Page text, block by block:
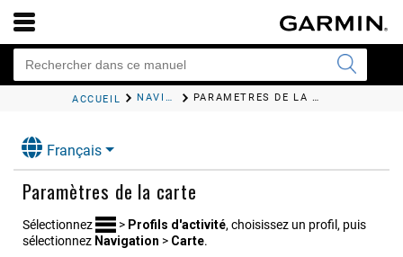
ACCUEIL NAVIGATION PARAMÈTRES DE LA CARTE
Français
Paramètres de la carte
Sélectionnez > Profils d'activité, choisissez un profil, puis
sélectionnez Navigation > Carte.